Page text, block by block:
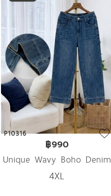
P10316
฿990
Unique Wavy Boho Denim
4XL